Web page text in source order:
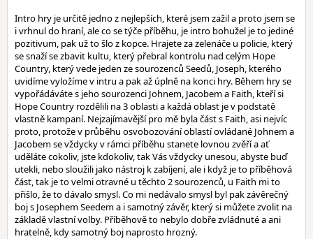
Intro hry je určitě jedno z nejlepších, které jsem zažil a proto jsem se
i vrhnul do hraní, ale co se týče příběhu, je intro bohužel je to jediné
pozitivum, pak už to šlo z kopce. Hrajete za zelenáče u policie, který
se snaží se zbavit kultu, který přebral kontrolu nad celým Hope
Country, který vede jeden ze sourozenců Seedů, Joseph, kterého
uvidíme vyložíme v intru a pak až úplně na konci hry. Během hry se
vypořádáváte s jeho sourozenci Johnem, Jacobem a Faith, kteří si
Hope Country rozdělili na 3 oblasti a každá oblast je v podstatě
vlastně kampaní. Nejzajímavější pro mě byla část s Faith, asi nejvíc
proto, protože v průběhu osvobozování oblastí ovládané Johnem a
Jacobem se vždycky v rámci příběhu stanete lovnou zvěří a ať
uděláte cokoliv, jste kdokoliv, tak Vás vždycky unesou, abyste buď
utekli, nebo sloužili jako nástroj k zabíjení, ale i když je to příběhová
část, tak je to velmi otravné u těchto 2 sourozenců, u Faith mi to
přišlo, že to dávalo smysl. Co mi nedávalo smysl byl pak závěrečný
boj s Josephem Seedem a i samotný závěr, který si můžete zvolit na
základě vlastní volby. Příběhově to nebylo dobře zvládnuté a ani
hratelně, kdy samotný boj naprosto hrozný.